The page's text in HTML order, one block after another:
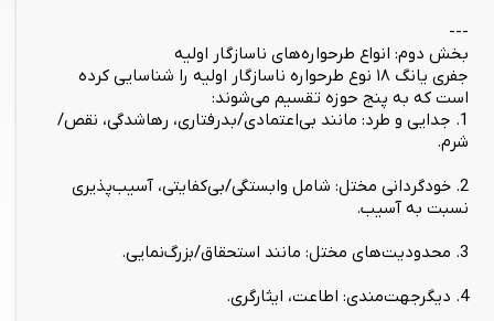
---
بخش دوم: انواع طرحواره‌های ناسازگار اولیه
جفری یانگ ۱۸ نوع طرحواره ناسازگار اولیه را شناسایی کرده
است که به پنج حوزه تقسیم می‌شوند:
1. جدایی و طرد: مانند بی‌اعتمادی/بدرفتاری، رهاشدگی، نقص/
شرم.
2. خودگردانی مختل: شامل وابستگی/بی‌کفایتی، آسیب‌پذیری
نسبت به آسیب.
3. محدودیت‌های مختل: مانند استحقاق/بزرگ‌نمایی.
4. دیگر‌جهت‌مندی: اطاعت، ایثارگری.